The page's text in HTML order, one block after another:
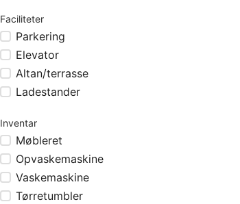
Faciliteter
Parkering
Elevator
Altan/terrasse
Ladestander
Inventar
Møbleret
Opvaskemaskine
Vaskemaskine
Tørretumbler